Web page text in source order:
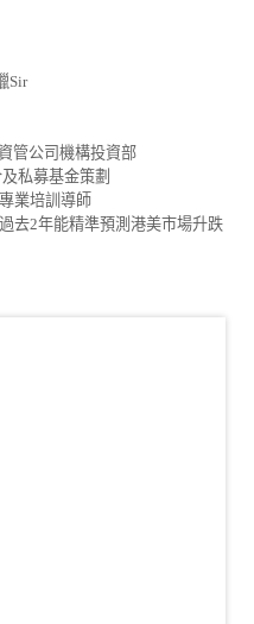
Sir
管公司機構投資部
私募基金策劃
業培訓導師
去2年能精準預測港美市場升跌